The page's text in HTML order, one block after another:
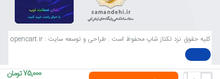
75,000 تومان
کلیه حقوق نزد تکتاز شاپ محفوظ است . طراحی و توسعه سایت : opencart.ir